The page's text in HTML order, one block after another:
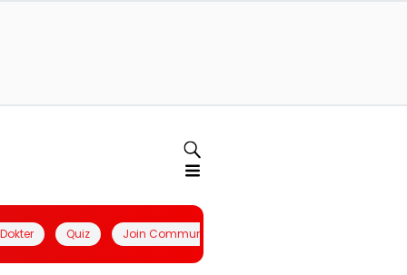
Quiz Join Community